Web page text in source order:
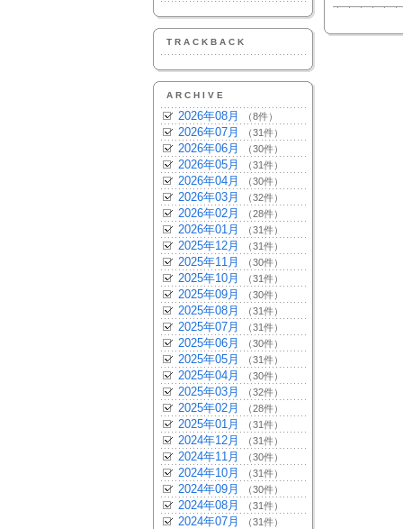
TRACKBACK
ARCHIVE
2026年08月 （8件）
2026年07月 （31件）
2026年06月 （30件）
2026年05月 （31件）
2026年04月 （30件）
2026年03月 （32件）
2026年02月 （28件）
2026年01月 （31件）
2025年12月 （31件）
2025年11月 （30件）
2025年10月 （31件）
2025年09月 （30件）
2025年08月 （31件）
2025年07月 （31件）
2025年06月 （30件）
2025年05月 （31件）
2025年04月 （30件）
2025年03月 （32件）
2025年02月 （28件）
2025年01月 （31件）
2024年12月 （31件）
2024年11月 （30件）
2024年10月 （31件）
2024年09月 （30件）
2024年08月 （31件）
2024年07月 （31件）